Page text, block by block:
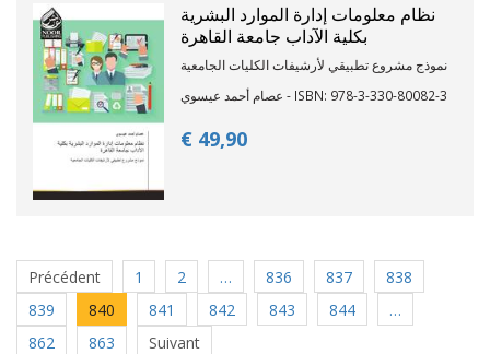
نظام معلومات إدارة الموارد البشرية
بكلية الآداب جامعة القاهرة
نموذج مشروع تطبيقي لأرشيفات الكليات الجامعية
عصام أحمد عيسوي - ISBN: 978-3-330-80082-3
€ 49,90
Précédent 1 2 … 836 837
838
839
840 841 842 843 844
…
862
863 Suivant